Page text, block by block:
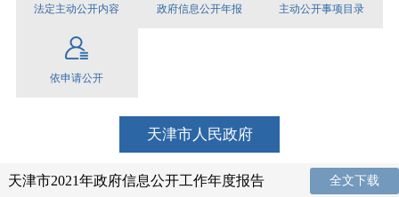
法定主动公开内容 政府信息公开年报 主动公开事项目录
依申请公开
天津市人民政府
天津市2021年政府信息公开工作年度报告 全文下载